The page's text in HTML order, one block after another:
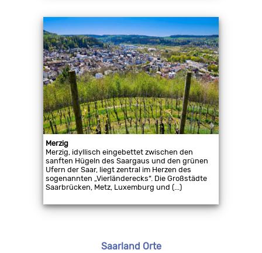
Merzig
Merzig, idyllisch eingebettet zwischen den
sanften Hügeln des Saargaus und den grünen
Ufern der Saar, liegt zentral im Herzen des
sogenannten „Vierländerecks“. Die Großstädte
Saarbrücken, Metz, Luxemburg und (...)
Saarland Orte